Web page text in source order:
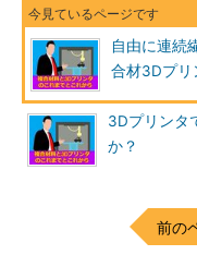
自由に連続
合材3Dプリ
3Dプリンタ
か？
前の